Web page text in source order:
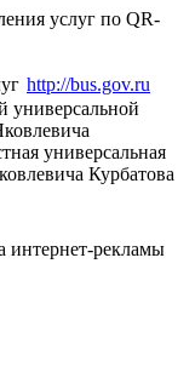
услуг по QR-
http://bus.gov.ru
универсальной
универсальная
Курбатова
интернет-рекламы